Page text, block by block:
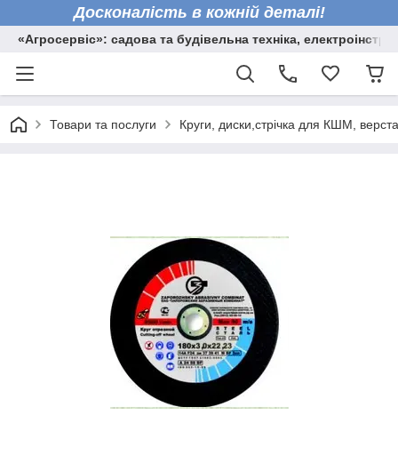
Досконалість в кожній деталі!
«Агросервіс»: садова та будівельна техніка,
Товари та послуги Круги, диски,стрічка для КШМ,